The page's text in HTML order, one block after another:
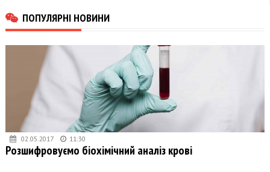
ПОПУЛЯРНІ НОВИНИ
02.05.2017 11:30
Розшифровуємо біохімічний аналіз крові